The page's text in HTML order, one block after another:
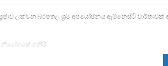
ලක්වන බරපතල ශ්‍රම අපයෝජනය ඇම්නෙස්ටි වාර්තාවක්
නියෝගයක් ගනියි!